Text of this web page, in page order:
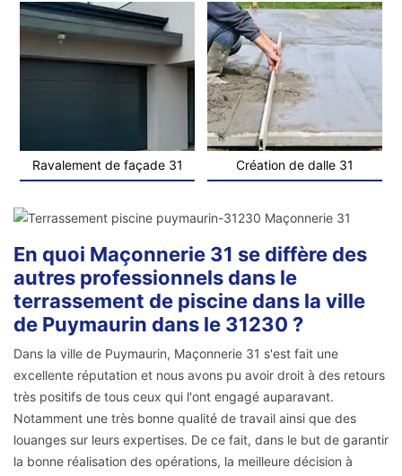
Ravalement de façade 31 Création de dalle 31
En quoi Maçonnerie 31 se diffère des
autres professionnels dans le
terrassement de piscine dans la ville
de Puymaurin dans le 31230 ?
Dans la ville de Puymaurin, Maçonnerie 31 s'est fait une
excellente réputation et nous avons pu avoir droit à des retours
très positifs de tous ceux qui l'ont engagé auparavant.
Notamment une très bonne qualité de travail ainsi que des
louanges sur leurs expertises. De ce fait, dans le but de garantir
la bonne réalisation des opérations, la meilleure décision à